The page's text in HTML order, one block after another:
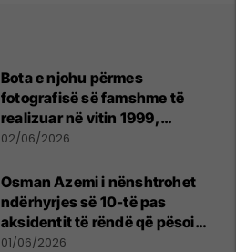
Bota e njohu përmes
fotografisë së famshme të
realizuar në vitin 1999,
pensionohet Xajë Mustafa
02/06/2026
Osman Azemi i nënshtrohet
ndërhyrjes së 10-të pas
aksidentit të rëndë që pësoi
vitin e kaluar
01/06/2026